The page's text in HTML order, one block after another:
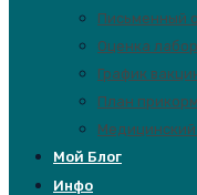
Письменный
Оценка
График
План
Медицинский
Мой Блог
Инфо